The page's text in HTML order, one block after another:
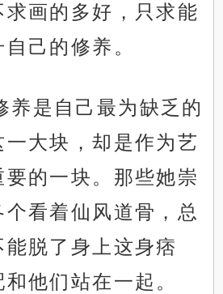
画的多好，只求能
己的修养。
养是自己最为缺乏的
大块，却是作为艺
的一块。那些她崇
看着仙风道骨，总
脱了身上这身痞
他们站在一起。